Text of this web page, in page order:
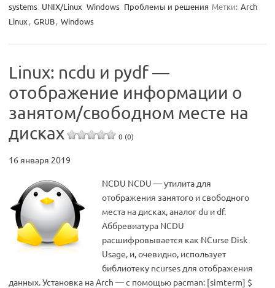
systems UNIX/Linux Windows Проблемы и решения Метки: Arch
Linux , GRUB, Windows
Linux: ncdu и pydf —
отображение информации о
занятом/свободном месте на
дисках
0 (0)
16 января 2019
NCDU NCDU — утилита для
отображения занятого и свободного
места на дисках, аналог du и df.
Аббревиатура NCDU
расшифровывается как NCurse Disk
Usage, и, очевидно, использует
библиотеку ncurses для отображения
данных. Установка на Arch — с помощью pacman: [simterm] $